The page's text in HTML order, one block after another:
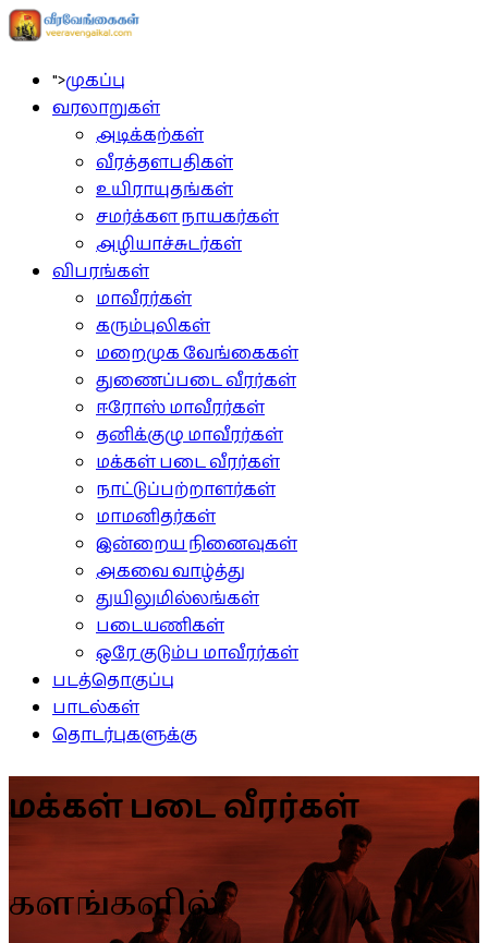
">முகப்பு
வரலாறுகள்
அடிக்கற்கள்
வீரத்தளபதிகள்
உயிராயுதங்கள்
சமர்க்கள நாயகர்கள்
அழியாச்சுடர்கள்
விபரங்கள்
மாவீரர்கள்
கரும்புலிகள்
மறைமுக வேங்கைகள்
துணைப்படை வீரர்கள்
ஈரோஸ் மாவீரர்கள்
தனிக்குழு மாவீரர்கள்
மக்கள் படை வீரர்கள்
நாட்டுப்பற்றாளர்கள்
மாமனிதர்கள்
இன்றைய நினைவுகள்
அகவை வாழ்த்து
துயிலுமில்லங்கள்
படையணிகள்
ஒரே குடும்ப மாவீரர்கள்
படத்தொகுப்பு
பாடல்கள்
தொடர்புகளுக்கு
மக்கள் படை வீரர்கள்
களங்களில்